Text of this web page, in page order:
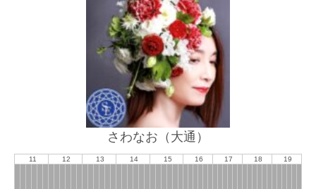
さわなお（大通）
11 12 13 14 15 16 17 18 19